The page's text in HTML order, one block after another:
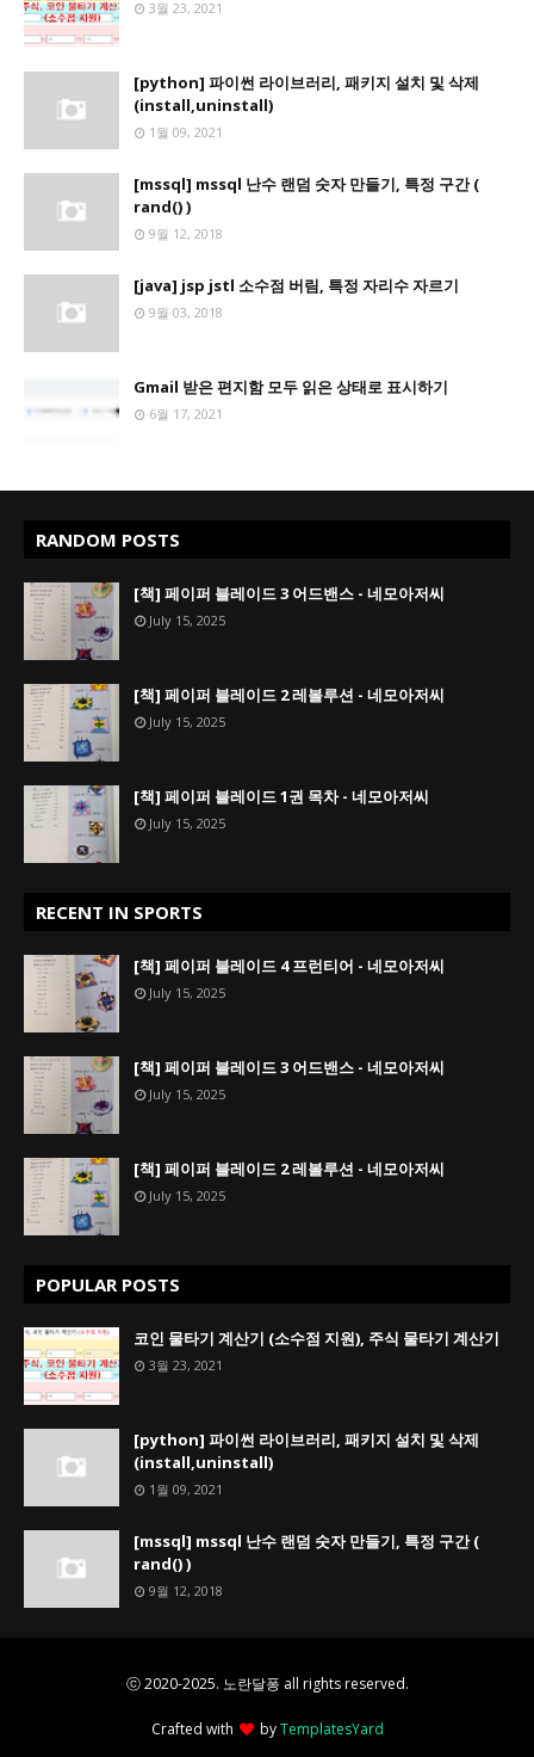
3월 23, 2021
[python] 파이썬 라이브러리, 패키지 설치 및 삭제
(install,uninstall)
1월 09, 2021
[mssql] mssql 난수 랜덤 숫자 만들기, 특정 구간 (
rand() )
9월 12, 2018
[java] jsp jstl 소수점 버림, 특정 자리수 자르기
9월 03, 2018
Gmail 받은 편지함 모두 읽은 상태로 표시하기
6월 17, 2021
RANDOM POSTS
[책] 페이퍼 블레이드 3 어드밴스 - 네모아저씨
July 15, 2025
[책] 페이퍼 블레이드 2 레볼루션 - 네모아저씨
July 15, 2025
[책] 페이퍼 블레이드 1권 목차 - 네모아저씨
July 15, 2025
RECENT IN SPORTS
[책] 페이퍼 블레이드 4 프런티어 - 네모아저씨
July 15, 2025
[책] 페이퍼 블레이드 3 어드밴스 - 네모아저씨
July 15, 2025
[책] 페이퍼 블레이드 2 레볼루션 - 네모아저씨
July 15, 2025
POPULAR POSTS
코인 물타기 계산기 (소수점 지원), 주식 물타기 계산기
3월 23, 2021
[python] 파이썬 라이브러리, 패키지 설치 및 삭제
(install,uninstall)
1월 09, 2021
[mssql] mssql 난수 랜덤 숫자 만들기, 특정 구간 (
rand() )
9월 12, 2018
ⓒ 2020-2025. 노란달퐁 all rights reserved.
Crafted with byTemplatesYard